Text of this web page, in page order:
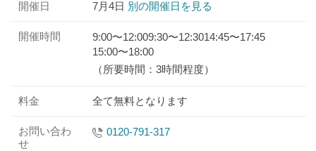
開催日 7月4日 別の開催日を見る
開催時間 9:00〜12:009:30〜12:3014:45〜17:45
15:00〜18:00
（所要時間：3時間程度）
料金 全て無料となります
お問い合わ
せ
0120-791-317